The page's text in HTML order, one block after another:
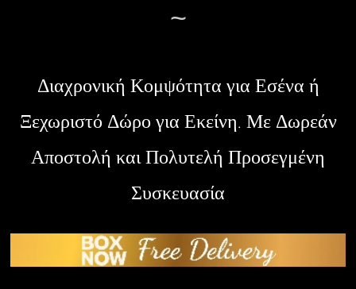
~
Διαχρονική Κομψότητα για Εσένα ή
Ξεχωριστό Δώρο για Εκείνη. Με Δωρεάν
Αποστολή και Πολυτελή Προσεγμένη
Συσκευασία